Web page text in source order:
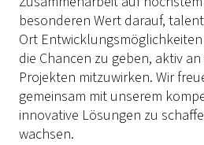
besonderen Wert darauf,
Ort
die Chancen zu geben, aktiv
Projekten mitzuwirken. Wir
gemeinsam mit unserem
innovative Lösungen zu
wachsen.